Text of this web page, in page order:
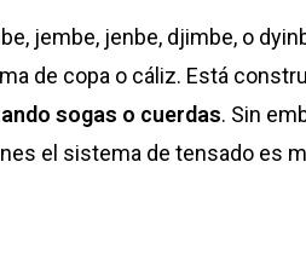
jembe, jenbe, djimbe, o
de copa o cáliz. Está
sogas o cuerdas. Sin
el sistema de tensado es